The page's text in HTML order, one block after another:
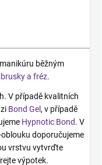
běžným
brusky a fréz.
V případě kvalitních
Bond Gel, v případě
Hypnotic Bond. V
doporučujeme
vrstvu vytvrďte
výpotek.